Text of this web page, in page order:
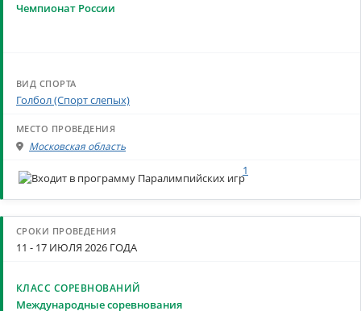
Чемпионат России
Голбол (Спорт слепых)
Московская область
1
11 - 17 ИЮЛЯ 2026 ГОДА
Международные соревнования